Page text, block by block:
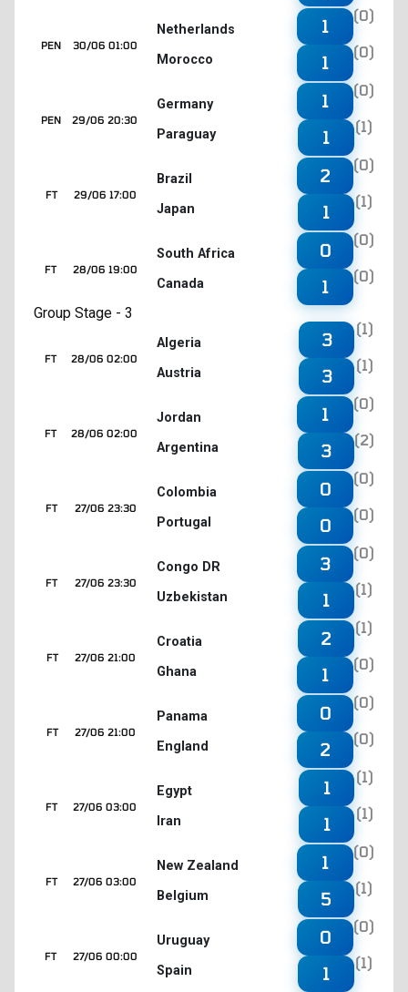
30/06 01:00
PEN
Netherlands
Morocco
1
(0)
1
(0)
29/06 20:30
PEN
Germany
Paraguay
1
(0)
1
(1)
29/06 17:00
FT
Brazil
Japan
2
(0)
1
(1)
28/06 19:00
FT
South Africa
Canada
0
(0)
1
(0)
Group Stage - 3
28/06 02:00
FT
Algeria
Austria
3
(1)
3
(1)
28/06 02:00
FT
Jordan
Argentina
1
(0)
3
(2)
27/06 23:30
FT
Colombia
Portugal
0
(0)
0
(0)
27/06 23:30
FT
Congo DR
Uzbekistan
3
(0)
1
(1)
27/06 21:00
FT
Croatia
Ghana
2
(1)
1
(0)
27/06 21:00
FT
Panama
England
0
(0)
2
(0)
27/06 03:00
FT
Egypt
Iran
1
(1)
1
(1)
27/06 03:00
FT
New Zealand
Belgium
1
(0)
5
(1)
27/06 00:00
FT
Uruguay
Spain
0
(0)
1
(1)